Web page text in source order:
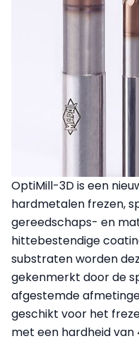
OptiMill-3D is een
hardmetalen frezen,
gereedschaps- en
hittebestendige
substraten worden
gekenmerkt door de
afgestemde
geschikt voor het
met een hardheid van